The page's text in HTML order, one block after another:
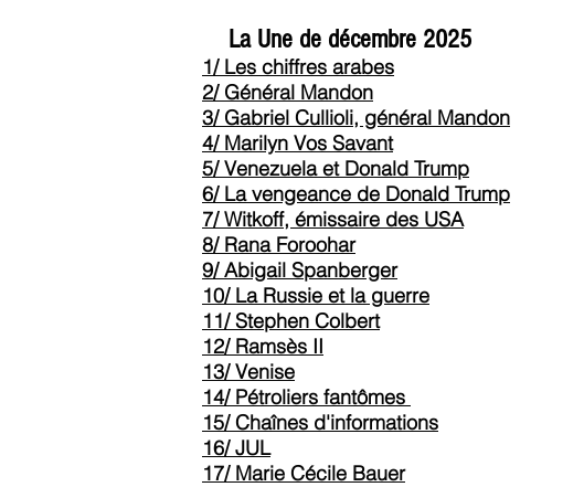
La Une de décembre 2025
1/ Les chiffres arabes
2/ Général Mandon
3/ Gabriel Cullioli, général Mandon
4/ Marilyn Vos Savant
5/ Venezuela et Donald Trump
6/ La vengeance de Donald Trump
7/ Witkoff, émissaire des USA
8/ Rana Foroohar
9/ Abigail Spanberger
10/ La Russie et la guerre
11/ Stephen Colbert
12/ Ramsès II
13/ Venise
14/ Pétroliers fantômes
15/ Chaînes d'informations
16/ JUL
17/ Marie Cécile Bauer